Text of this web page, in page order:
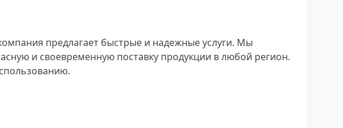
предлагает быстрые и надежные услуги. Мы
и своевременную поставку продукции в любой регион.